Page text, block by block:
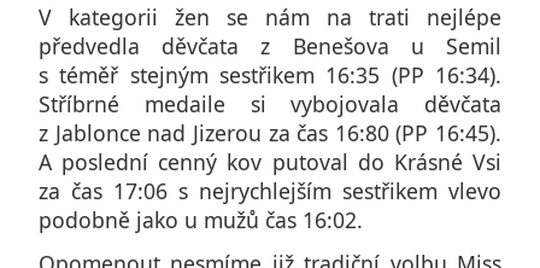
V kategorii žen se nám na trati nejlépe
předvedla děvčata z Benešova u Semil
s téměř stejným sestřikem 16:35 (PP 16:34).
Stříbrné medaile si vybojovala děvčata
z Jablonce nad Jizerou za čas 16:80 (PP 16:45).
A poslední cenný kov putoval do Krásné Vsi
za čas 17:06 s nejrychlejším sestřikem vlevo
podobně jako u mužů čas 16:02.